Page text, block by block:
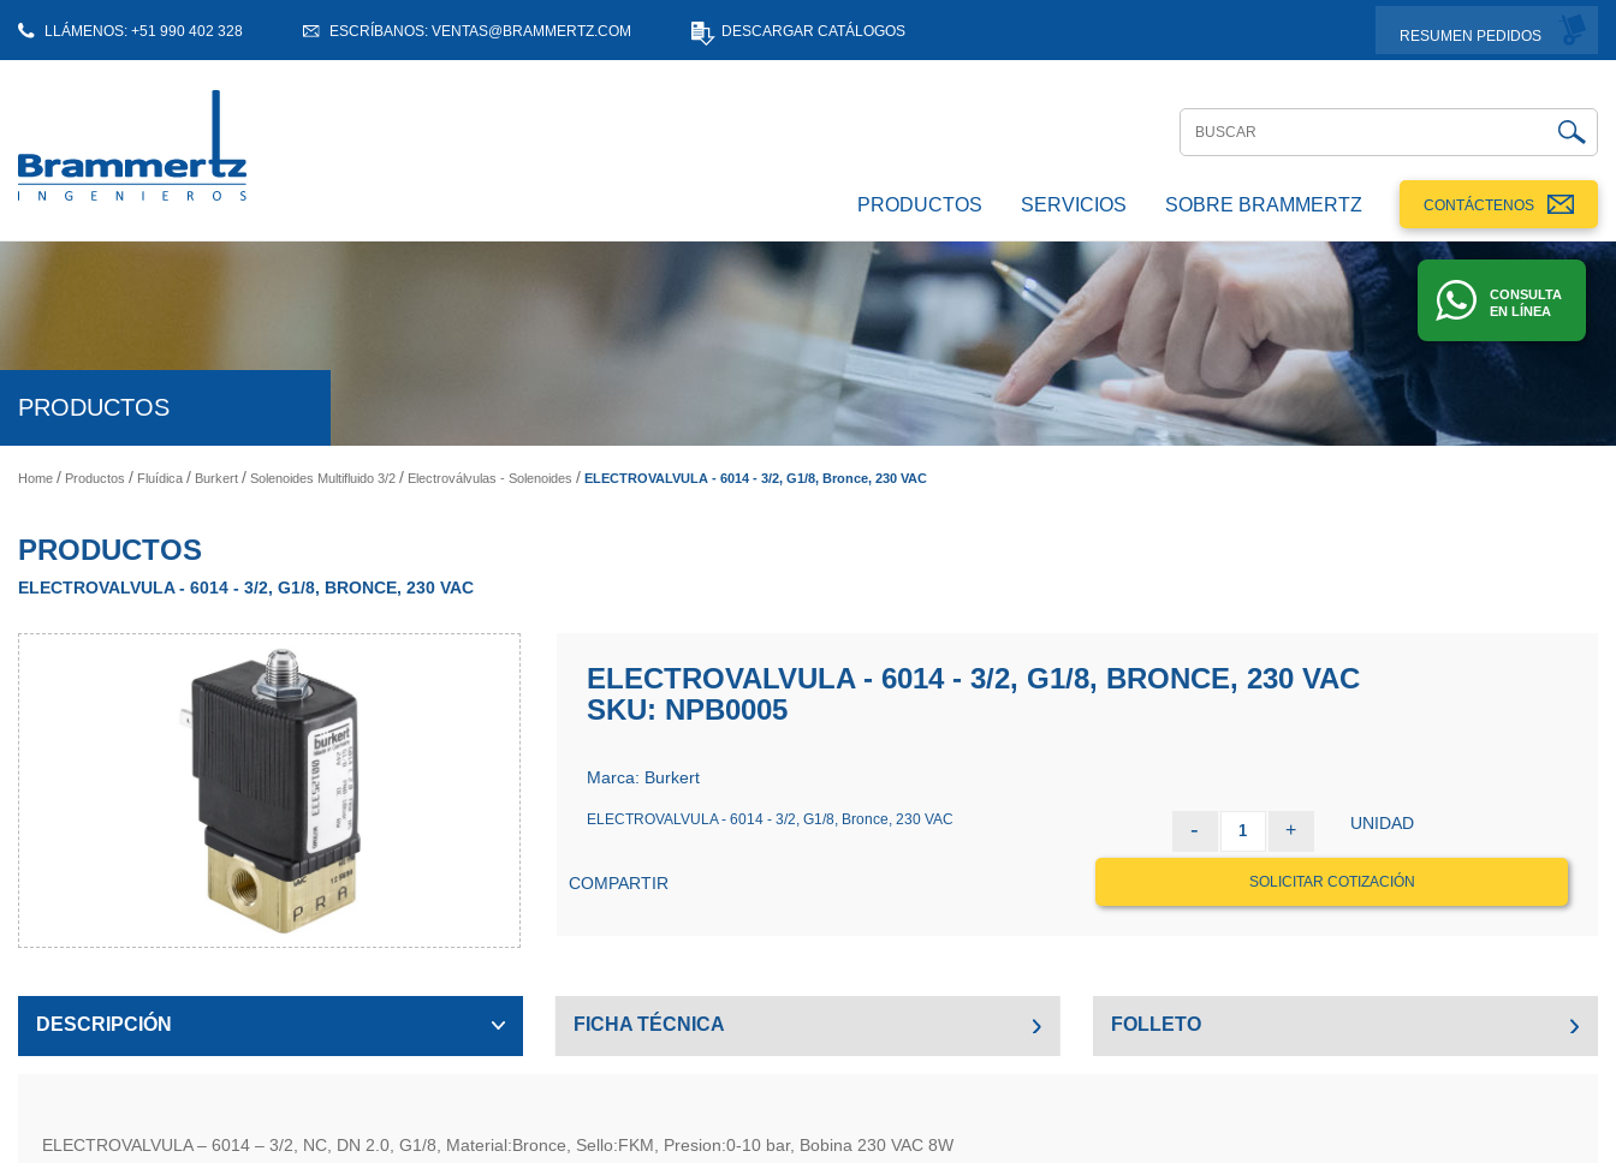
LLÁMENOS: +51 990 402 328 ESCRÍBANOS: VENTAS@BRAMMERTZ.COM DESCARGAR CATÁLOGOS RESUMEN PEDIDOS
PRODUCTOS SERVICIOS SOBRE BRAMMERTZ CONTÁCTENOS
CONSULTA
EN LÍNEA
PRODUCTOS
Home Productos Fluídica Burkert Solenoides Multifluido 3/2 Electroválvulas - Solenoides ELECTROVALVULA - 6014 - 3/2, G1/8, Bronce, 230 VAC
PRODUCTOS
ELECTROVALVULA - 6014 - 3/2, G1/8, BRONCE, 230 VAC
ELECTROVALVULA - 6014 - 3/2, G1/8, BRONCE, 230 VAC
SKU: NPB0005
Marca: Burkert
ELECTROVALVULA - 6014 - 3/2, G1/8, Bronce, 230 VAC - 1 + UNIDAD
COMPARTIR SOLICITAR COTIZACIÓN
DESCRIPCIÓN
ELECTROVALVULA – 6014 – 3/2, NC, DN 2.0, G1/8, Material:Bronce, Sello:FKM, Presion:0-10 bar, Bobina 230 VAC 8W
FICHA TÉCNICA FOLLETO